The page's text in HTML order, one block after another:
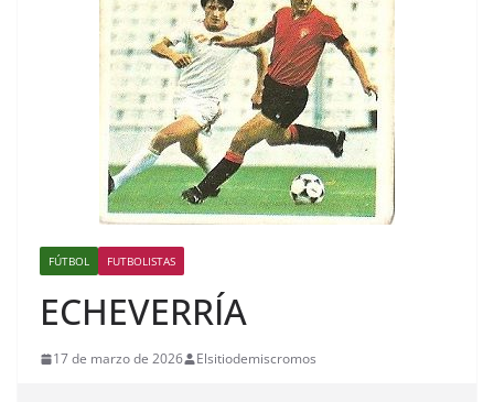
FÚTBOL FUTBOLISTAS
ECHEVERRÍA
17 de marzo de 2026 Elsitiodemiscromos